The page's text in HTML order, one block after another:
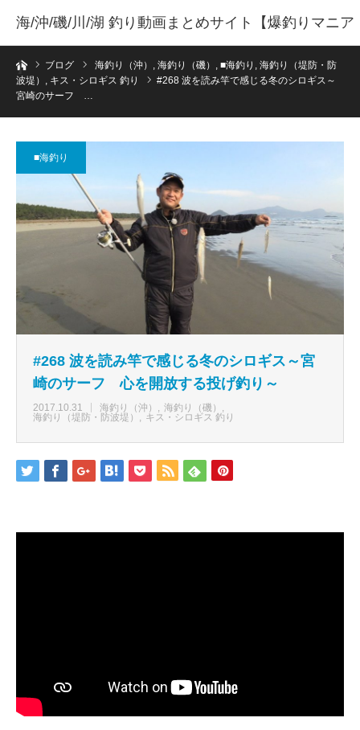
海/沖/磯/川/湖 釣り動画まとめサイト【爆釣りマニア
】ホームブログ 海釣り（沖） , 海釣り（磯） , ■海釣り , 海釣り（堤防・防
波堤） , キス・シロギス 釣り
#268 波を読み竿で感じる冬のシロギス～
宮崎のサーフ …
■海釣り
#268 波を読み竿で感じる冬のシロギス～宮
崎のサーフ 心を開放する投げ釣り～
2017.10.31 海釣り（沖）
海釣り（磯）
海釣り（堤防・防波堤）
キス・シロギス 釣り